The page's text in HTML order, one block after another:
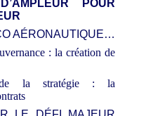
POUR
AÉRONAUTIQUE…
: la création de
la stratégie
: la